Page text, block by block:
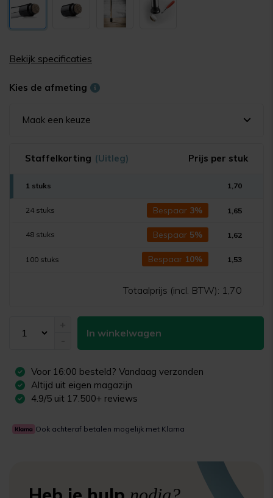
Bekijk specificaties
Kies de afmeting
Maak een keuze
Staffelkorting (Uitleg) Prijs per stuk
1 stuks 1,70
24 stuks Bespaar 3% 1,65
48 stuks Bespaar 5% 1,62
100 stuks Bespaar 10% 1,53
Totaalprijs (incl. BTW): 1,70
In winkelwagen
Voor 16:00 besteld? Vandaag verzonden
Altijd uit eigen magazijn
4.9/5 uit 17.500+ reviews
Ook achteraf betalen mogelijk met Klarna